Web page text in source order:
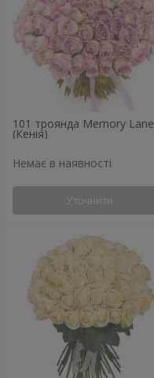
101 троянда Memory Lane
(Кенія)
Немає в наявності
Уточнити